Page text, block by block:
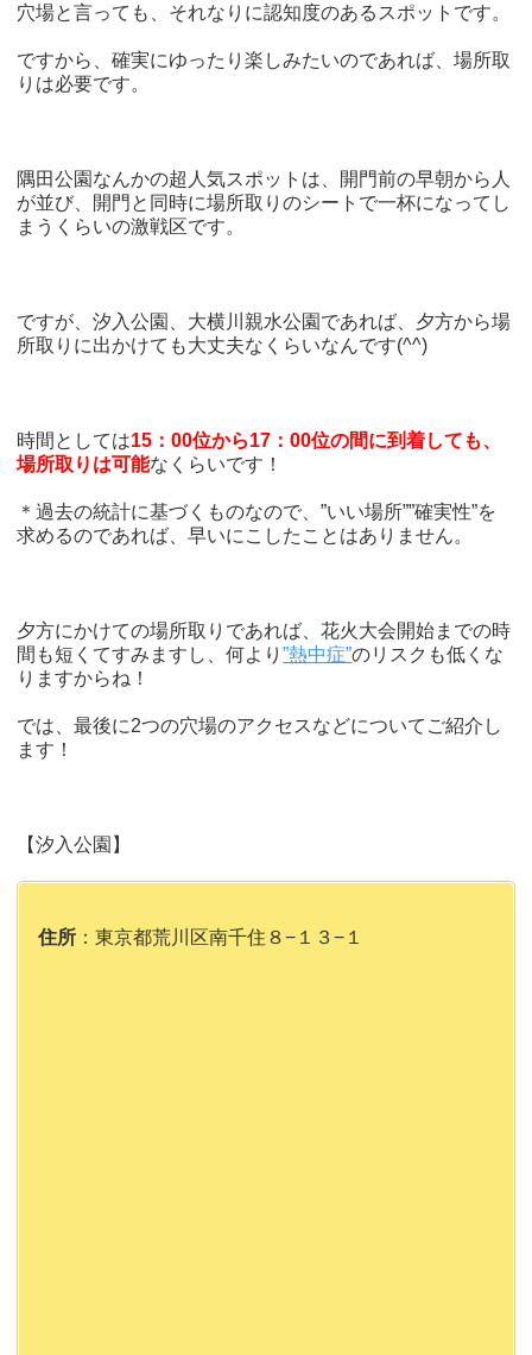
穴場と言っても、それなりに認知度のあるスポットです。
ですから、確実にゆったり楽しみたいのであれば、場所取
りは必要です。
隅田公園なんかの超人気スポットは、開門前の早朝から人
が並び、開門と同時に場所取りのシートで一杯になってし
まうくらいの激戦区です。
ですが、汐入公園、大横川親水公園であれば、夕方から場
所取りに出かけても大丈夫なくらいなんです(^^)
時間としては15：00位から17：00位の間に到着しても、
場所取りは可能なくらいです！
＊過去の統計に基づくものなので、”いい場所””確実性”を
求めるのであれば、早いにこしたことはありません。
夕方にかけての場所取りであれば、花火大会開始までの時
間も短くてすみますし、何より”熱中症”のリスクも低くな
りますからね！
では、最後に2つの穴場のアクセスなどについてご紹介し
ます！
【汐入公園】
住所 ：東京都荒川区南千住８−１３−１